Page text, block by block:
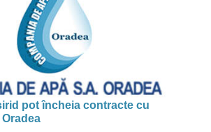
pot încheia contracte cu